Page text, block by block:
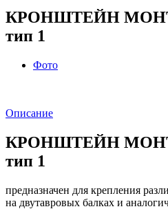
КРОНШТЕЙН
тип 1
Фото
Описание
КРОНШТЕЙН
тип 1
предназначен для крепления
на двутавровых балках и